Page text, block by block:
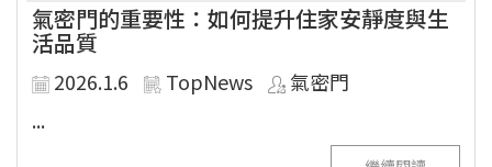
氣密門的重要性：如何提升住家安靜度與生
活品質
2026.1.6 TopNews
氣密門
...